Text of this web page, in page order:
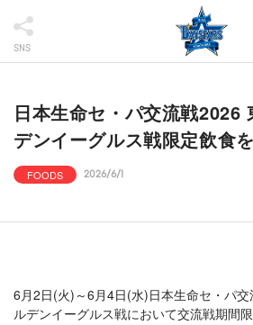
SNS
日本生命セ・パ交流戦2026
デンイーグルス戦限定飲食
FOODS 2026/6/1
6月2日(火)～6月4日(水)日本生命セ・パ
ルデンイーグルス戦において交流戦期間